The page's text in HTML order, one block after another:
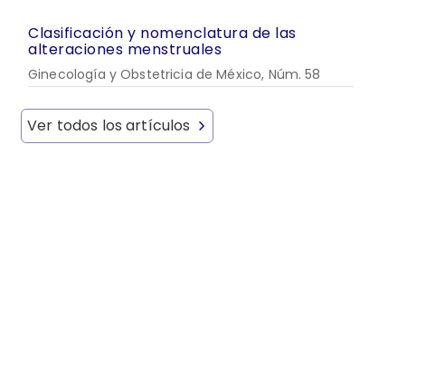
Clasificación y nomenclatura de las
alteraciones menstruales
Ginecología y Obstetricia de México, Núm. 58
Ver todos los artículos